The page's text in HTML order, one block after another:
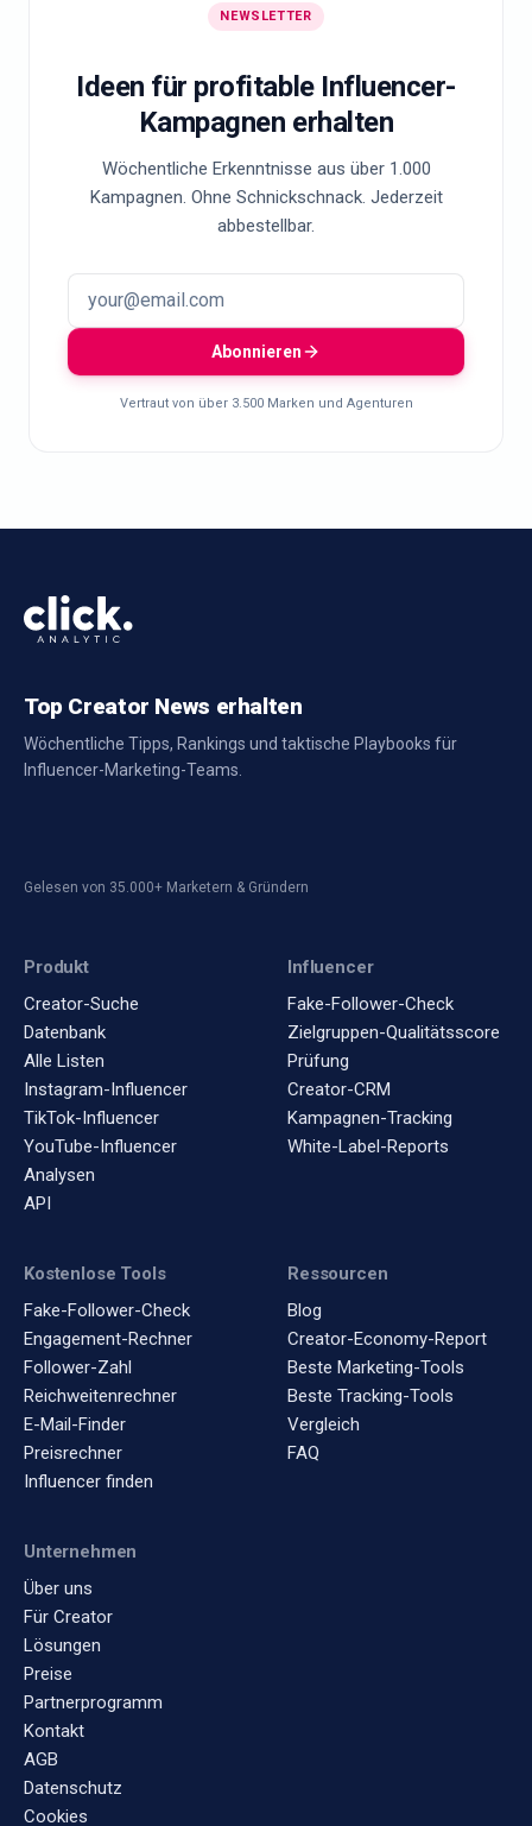
NEWSLETTER
Ideen für profitable Influencer-
Kampagnen erhalten
Wöchentliche Erkenntnisse aus über 1.000
Kampagnen. Ohne Schnickschnack. Jederzeit
abbestellbar.
Abonnieren
Vertraut von über 3.500 Marken und Agenturen
Top Creator News erhalten
Wöchentliche Tipps, Rankings und taktische Playbooks für
Influencer-Marketing-Teams.
Gelesen von 35.000+ Marketern & Gründern
Produkt
Creator-Suche
Datenbank
Alle Listen
Instagram-Influencer
TikTok-Influencer
YouTube-Influencer
Analysen
API
Influencer
Fake-Follower-Check
Zielgruppen-Qualitätsscore
Prüfung
Creator-CRM
Kampagnen-Tracking
White-Label-Reports
Kostenlose Tools
Fake-Follower-Check
Engagement-Rechner
Follower-Zahl
Reichweitenrechner
E-Mail-Finder
Preisrechner
Influencer finden
Ressourcen
Blog
Creator-Economy-Report
Beste Marketing-Tools
Beste Tracking-Tools
Vergleich
FAQ
Unternehmen
Über uns
Für Creator
Lösungen
Preise
Partnerprogramm
Kontakt
AGB
Datenschutz
Cookies